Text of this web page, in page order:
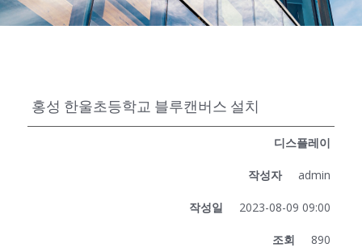
홍성 한울초등학교 블루캔버스 설치
디스플레이
작성자 admin
작성일 2023-08-09 09:00
조회 890